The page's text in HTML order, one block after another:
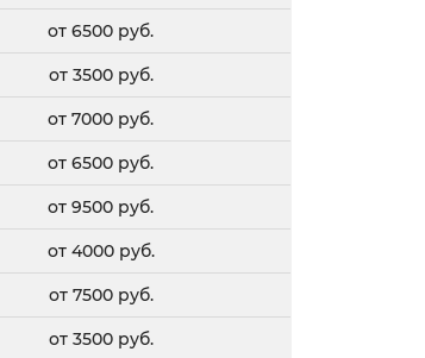
от 6500 руб.
от 3500 руб.
от 7000 руб.
от 6500 руб.
от 9500 руб.
от 4000 руб.
от 7500 руб.
от 3500 руб.